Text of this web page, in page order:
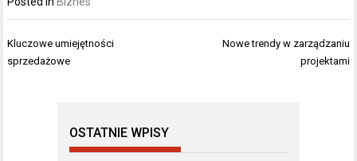
Nawigacja
wpisu
Kluczowe umiejętności
sprzedażowe
Nowe trendy w zarządzaniu
projektami
OSTATNIE WPISY